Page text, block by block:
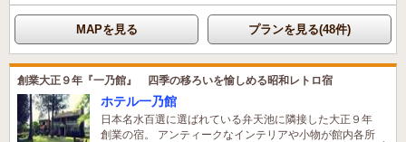
MAPを見る プランを見る(48件)
創業大正９年『一乃館』 四季の移ろいを愉しめる昭和レトロ宿
ホテル一乃館
日本名水百選に選ばれている弁天池に隣接した大正９年
創業の宿。 アンティークなインテリアや小物が館内各所